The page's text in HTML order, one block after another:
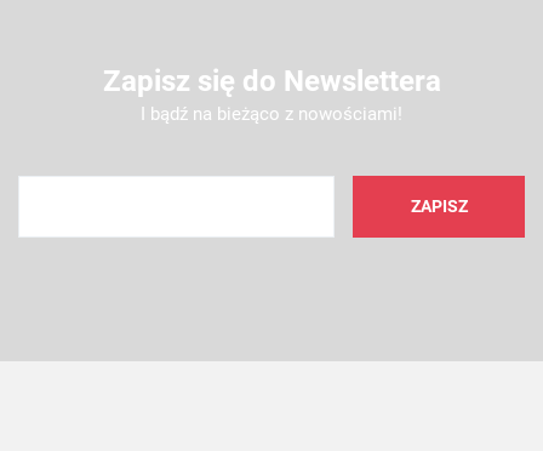
Zapisz się do Newslettera
I bądź na bieżąco z nowościami!